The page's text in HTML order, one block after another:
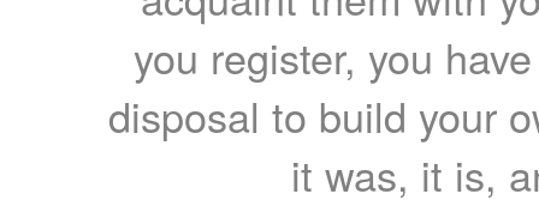
you register, you
disposal to build your
it was, it is,